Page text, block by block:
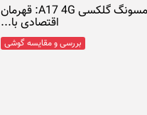
بررسی مشخصات سامسونگ گلکسی A17 4G: قهرمان
اقتصادی با...
بررسی و مقایسه گوشی